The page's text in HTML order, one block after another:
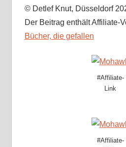
© Detlef Knut, Düsseldorf
Der Beitrag enthält Affiliate-
Bücher, die gefallen
#Affiliate-
Link
#Affiliate-